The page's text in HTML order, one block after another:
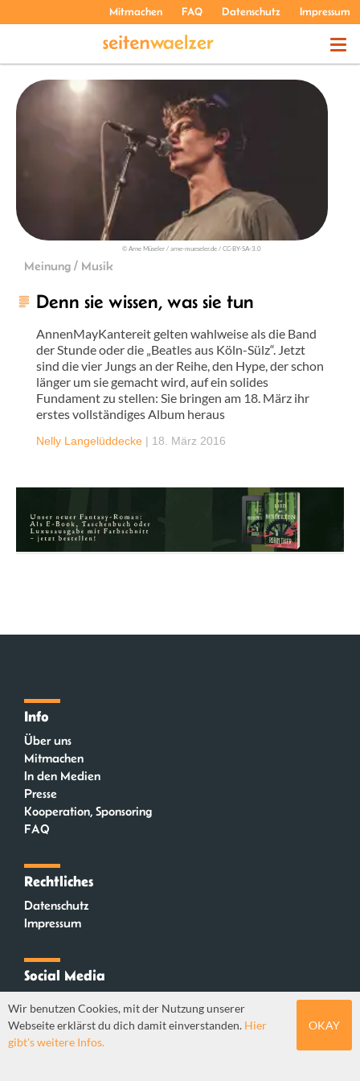
Mitmachen FAQ Datenschutz Impressum
PODCASTS
ÜBER UNS
© Arne Müseler / arne-mueseler.de / CC-BY-SA-3.0
Meinung / Musik
Denn sie wissen, was sie tun
AnnenMayKantereit gelten wahlweise als die Band
der Stunde oder die „Beatles aus Köln-Sülz“. Jetzt
sind die vier Jungs an der Reihe, den Hype, der schon
länger um sie gemacht wird, auf ein solides
Fundament zu stellen: Sie bringen am 18. März ihr
erstes vollständiges Album heraus
Nelly Langelüddecke | 18. März 2016
Info
Über uns
Mitmachen
In den Medien
Presse
Kooperation, Sponsoring
FAQ
Rechtliches
Datenschutz
Impressum
Social Media
Mastodon
Wir benutzen Cookies, mit der Nutzung unserer
Webseite erklärst du dich damit einverstanden. Hier
gibt's weitere Infos.
OKAY